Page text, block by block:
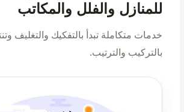
للمنازل والفلل والمكاتب
خدمات متكاملة تبدأ بالتفكيك والتغليف
بالتركيب والترتيب.